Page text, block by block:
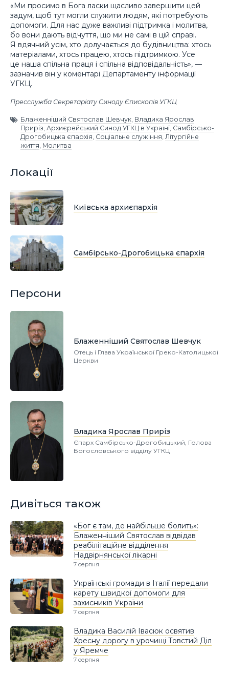
«Ми просимо в Бога ласки щасливо завершити цей
задум, щоб тут могли служити людям, які потребують
допомоги. Для нас дуже важливі підтримка і молитва,
бо вони дають відчуття, що ми не самі в цій справі.
Я вдячний усім, хто долучається до будівництва: хтось
матеріалами, хтось працею, хтось підтримкою. Усе
це наша спільна праця і спільна відповідальність», —
зазначив він у коментарі Департаменту інформації
УГКЦ.
Пресслужба Секретаріату Синоду Єпископів УГКЦ
Блаженніший Святослав Шевчук Владика Ярослав
Приріз Архиєрейський Синод УГКЦ в Україні Самбірсько-
Дрогобицька єпархія Соціальне служіння Літургійне
життя Молитва
Локації
Київська архиєпархія
Самбірсько-Дрогобицька єпархія
Персони
Блаженніший Святослав Шевчук
Отець і Глава Української Греко-Католицької
Церкви
Владика Ярослав Приріз
Єпарх Самбірсько-Дрогобицький, Голова
Богословського відділу УГКЦ
Дивіться також
«Бог є там, де найбільше болить»:
Блаженніший Святослав відвідав
реабілітаційне відділення
Надвірнянської лікарні
7 серпня
Українські громади в Італії передали
карету швидкої допомоги для
захисників України
7 серпня
Владика Василій Івасюк освятив
Хресну дорогу в урочищі Товстий Діл
у Яремче
7 серпня